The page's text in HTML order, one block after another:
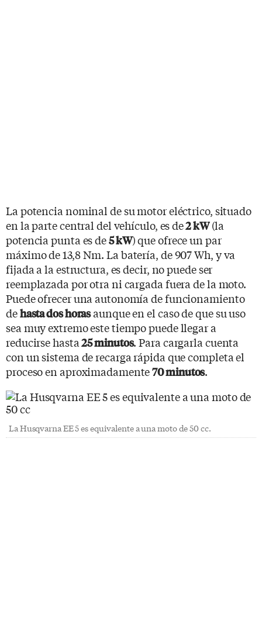
La potencia nominal de su motor eléctrico, situado
en la parte central del vehículo, es de2 kW(la
potencia punta es de5 kW) que ofrece un par
máximo de 13,8 Nm. La batería, de 907 Wh, y va
fijada a la estructura, es decir, no puede ser
reemplazada por otra ni cargada fuera de la moto.
Puede ofrecer una autonomía de funcionamiento
dehasta dos horasaunque en el caso de que su uso
sea muy extremo este tiempo puede llegar a
reducirse hasta25 minutos. Para cargarla cuenta
con un sistema de recarga rápida que completa el
proceso en aproximadamente70 minutos.
La Husqvarna EE 5 es equivalente a una moto de 50 cc.